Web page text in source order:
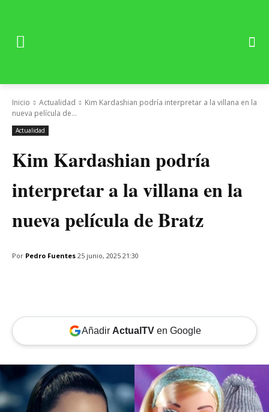
Inicio Actualidad
Kim Kardashian podría interpretar a la villana en la
nueva película de...
Actualidad
Kim Kardashian podría
interpretar a la villana en la
nueva película de Bratz
Por Pedro Fuentes 25 junio, 2025 21:30
Añadir ActualTVen Google